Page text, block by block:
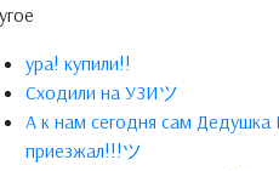
ура! купили!!
Сходили на УЗИツ
А к нам сегодня сам
приезжал!!!ツ